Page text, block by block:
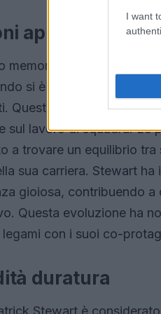
I want
apprese sul set
memorabile della
si è trovato frustrato
Questo momento di
sul lavoro di squadra. Le
a trovare un equilibrio
sua carriera. Stewart
gioiosa, contribuendo
Questa evoluzione ha
con i suoi co-
duratura
Stewart è